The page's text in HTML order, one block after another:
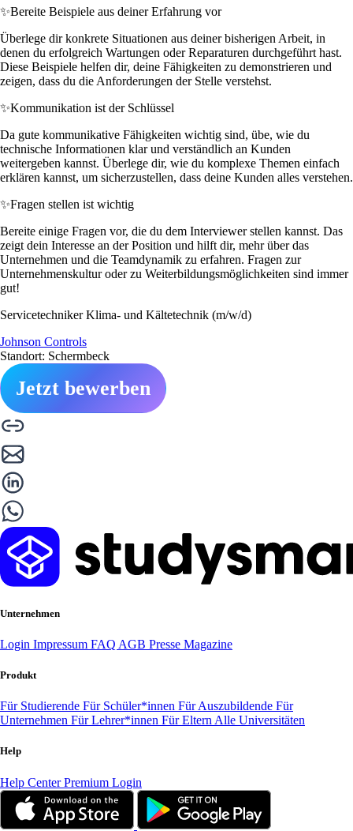
✨Bereite Beispiele aus deiner Erfahrung vor
Überlege dir konkrete Situationen aus deiner bisherigen Arbeit, in
denen du erfolgreich Wartungen oder Reparaturen durchgeführt hast.
Diese Beispiele helfen dir, deine Fähigkeiten zu demonstrieren und
zeigen, dass du die Anforderungen der Stelle verstehst.
✨Kommunikation ist der Schlüssel
Da gute kommunikative Fähigkeiten wichtig sind, übe, wie du
technische Informationen klar und verständlich an Kunden
weitergeben kannst. Überlege dir, wie du komplexe Themen einfach
erklären kannst, um sicherzustellen, dass deine Kunden alles verstehen.
✨Fragen stellen ist wichtig
Bereite einige Fragen vor, die du dem Interviewer stellen kannst. Das
zeigt dein Interesse an der Position und hilft dir, mehr über das
Unternehmen und die Teamdynamik zu erfahren. Fragen zur
Unternehmenskultur oder zu Weiterbildungsmöglichkeiten sind immer
gut!
Servicetechniker Klima- und Kältetechnik (m/w/d)
Johnson Controls
Standort: Schermbeck
Jetzt bewerben
Unternehmen
Login Impressum FAQ AGB Presse Magazine
Produkt
Für Studierende Für Schüler*innen Für Auszubildende Für
Unternehmen Für Lehrer*innen Für Eltern Alle Universitäten
Help
Help CenterPremium Login